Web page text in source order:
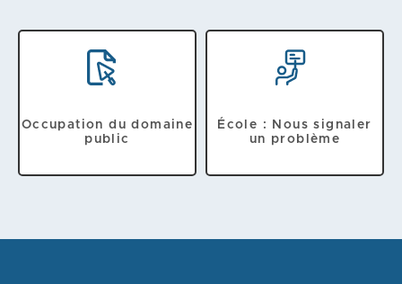
Occupation du domaine
public
École : Nous signaler
un problème